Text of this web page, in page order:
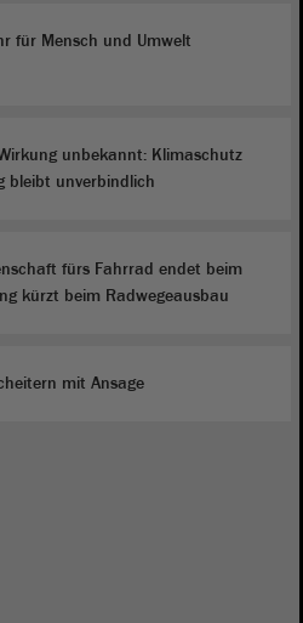
für Mensch und Umwelt
unbekannt: Klimaschutz
bleibt unverbindlich
fürs Fahrrad endet beim
kürzt beim Radwegeausbau
mit Ansage